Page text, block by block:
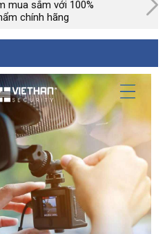
mua sắm với 100%
chính hãng